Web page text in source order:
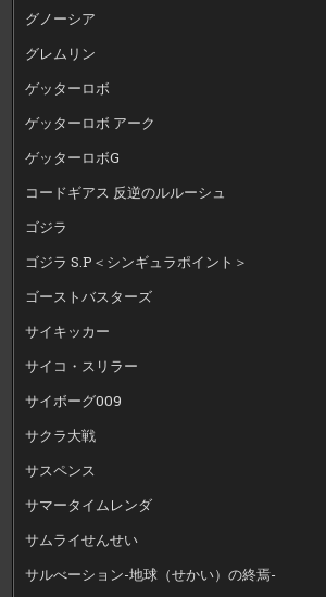
グノーシア
グレムリン
ゲッターロボ
ゲッターロボ アーク
ゲッターロボG
コードギアス 反逆のルルーシュ
ゴジラ
ゴジラ S.P＜シンギュラポイント＞
ゴーストバスターズ
サイキッカー
サイコ・スリラー
サイボーグ009
サクラ大戦
サスペンス
サマータイムレンダ
サムライせんせい
サルべーション-地球（せかい）の終焉-